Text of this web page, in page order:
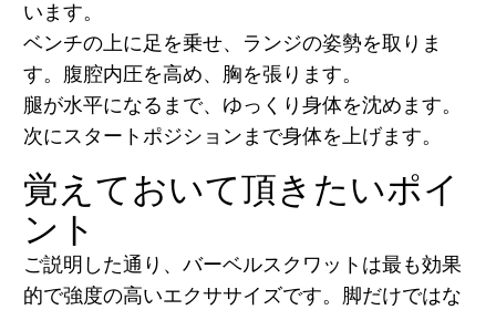
います。
ベンチの上に足を乗せ、ランジの姿勢を取りま
す。腹腔内圧を高め、胸を張ります。
腿が水平になるまで、ゆっくり身体を沈めます。
次にスタートポジションまで身体を上げます。
覚えておいて頂きたいポイ
ント
ご説明した通り、バーベルスクワットは最も効果
的で強度の高いエクササイズです。脚だけではな